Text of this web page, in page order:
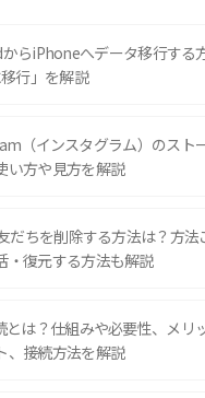
らiPhoneへデータ移行する
移行」を解説
（インスタグラム）のスト
い方や見方を解説
だちを削除する方法は？方法
・復元する方法も解説
とは？仕組みや必要性、メリ
、接続方法を解説